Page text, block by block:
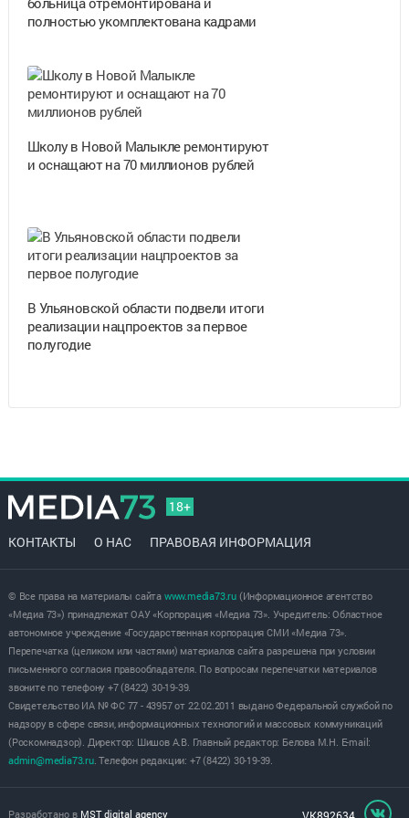
полностью укомплектована кадрами
Школу в Новой Малыкле ремонтируют
и оснащают на 70 миллионов рублей
В Ульяновской области подвели итоги
реализации нацпроектов за первое
полугодие
18+
КОНТАКТЫ О НАС ПРАВОВАЯ ИНФОРМАЦИЯ
© Все права на материалы сайта www.media73.ru(Информационное агентство
«Медиа 73») принадлежат ОАУ «Корпорация «Медиа 73». Учредитель: Областное
автономное учреждение «Государственная корпорация СМИ «Медиа 73».
Перепечатка (целиком или частями) материалов сайта разрешена при условии
письменного согласия правообладателя. По вопросам перепечатки материалов
звоните по телефону +7 (8422) 30-19-39.
Свидетельство ИА № ФС 77 - 43957 от 22.02.2011 выдано Федеральной службой по
надзору в сфере связи, информационных технологий и массовых коммуникаций
(Роскомнадзор). Директор: Шишов А.В. Главный редактор: Белова М.Н. E-mail:
admin@media73.ru. Телефон редакции: +7 (8422) 30-19-39.
Разработано в MST digital agency